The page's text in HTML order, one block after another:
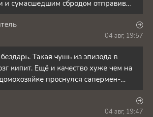
и сумасшедшим сбродом отправив
04 авг, 19:57
Такая чушь из эпизода в
кипит. Ещё и качество хуже чем на
проснулся сапермен-
04 авг, 19:47